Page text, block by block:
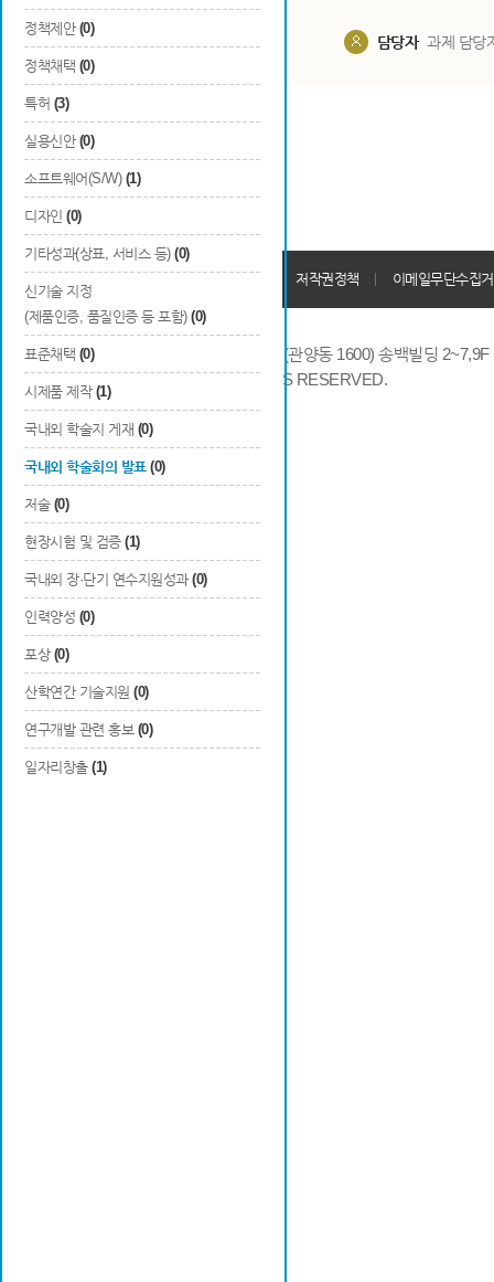
정책제안 (0)
정책채택 (0)
특허 (3)
실용신안 (0)
소프트웨어(S/W) (1)
디자인 (0)
기타성과(상표, 서비스 등) (0)
신기술 지정
(제품인증, 품질인증 등 포함) (0)
표준채택 (0)
시제품 제작 (1)
국내외 학술지 게재 (0)
국내외 학술회의 발표 (0)
저술 (0)
현장시험 및 검증 (1)
국내외 장·단기 연수지원성과 (0)
인력양성 (0)
포상 (0)
산학연간 기술지원 (0)
연구개발 관련 홍보 (0)
일자리창출 (1)
담당부서 해당 사업실 담당자 과제 담당
개인정보처리방침 저작권정책 이메일무단수집
14066 경기도 안양시 동안구 시민대로 286 (관양동 1600) 송백빌딩
COPYRIGHTS © 2014 KAIA, ALL RIGHTS RESERVED.